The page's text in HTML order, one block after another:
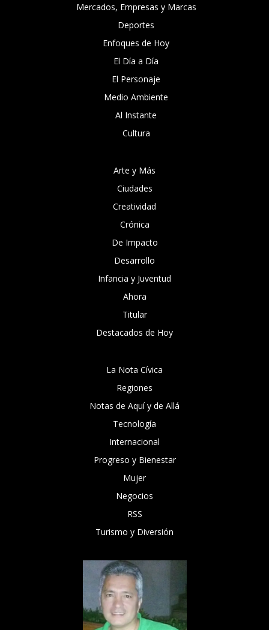
Mercados, Empresas y Marcas
Deportes
Enfoques de Hoy
El Día a Día
El Personaje
Medio Ambiente
Al Instante
Cultura
Arte y Más
Ciudades
Creatividad
Crónica
De Impacto
Desarrollo
Infancia y Juventud
Ahora
Titular
Destacados de Hoy
La Nota Cívica
Regiones
Notas de Aquí y de Allá
Tecnología
Internacional
Progreso y Bienestar
Mujer
Negocios
RSS
Turismo y Diversión